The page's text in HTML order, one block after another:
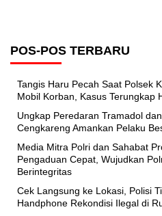
POS-POS TERBARU
Tangis Haru Pecah Saat Polsek
Mobil Korban, Kasus Terungkap
Ungkap Peredaran Tramadol
Cengkareng Amankan Pelaku
Media Mitra Polri dan Sahabat
Pengaduan Cepat, Wujudkan
Berintegritas
Cek Langsung ke Lokasi, Polisi
Handphone Rekondisi Ilegal di